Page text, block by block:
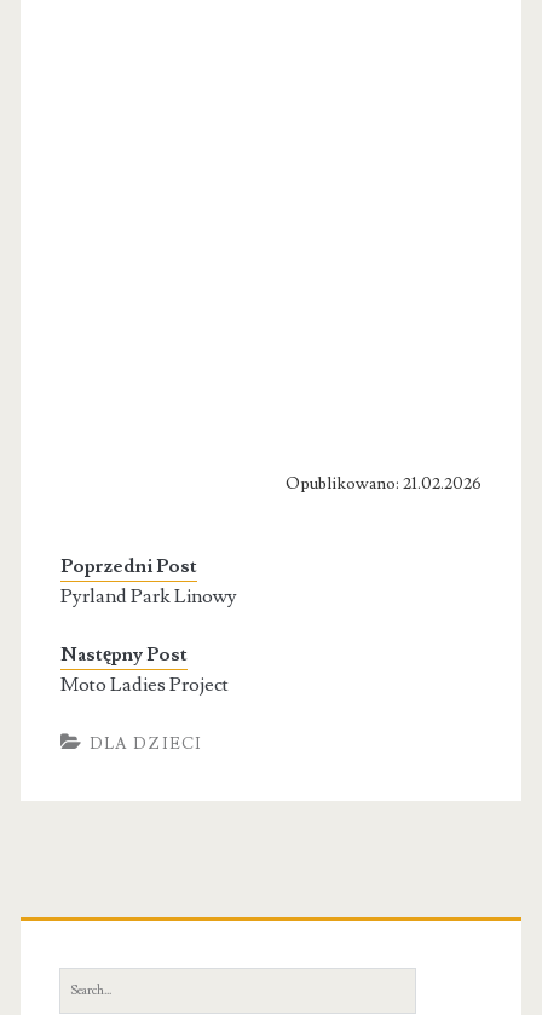
Opublikowano: 21.02.2026
Poprzedni Post
Pyrland Park Linowy
Następny Post
Moto Ladies Project
DLA DZIECI
Primary
Sidebar
Search